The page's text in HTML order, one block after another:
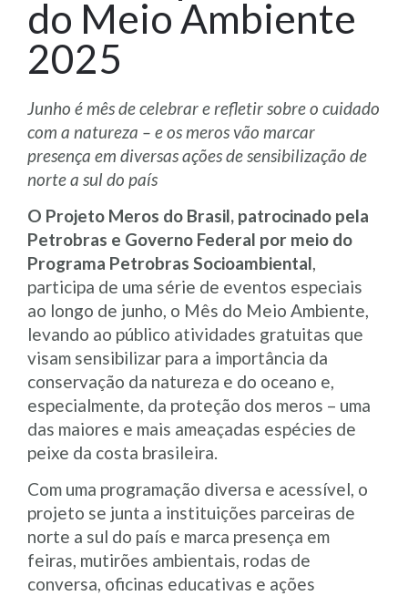
do Meio Ambiente
2025
Junho é mês de celebrar e refletir sobre o cuidado
com a natureza – e os meros vão marcar
presença em diversas ações de sensibilização de
norte a sul do país
O Projeto Meros do Brasil, patrocinado pela
Petrobras e Governo Federal por meio do
Programa Petrobras Socioambiental,
participa de uma série de eventos especiais
ao longo de junho, o Mês do Meio Ambiente,
levando ao público atividades gratuitas que
visam sensibilizar para a importância da
conservação da natureza e do oceano e,
especialmente, da proteção dos meros – uma
das maiores e mais ameaçadas espécies de
peixe da costa brasileira.
Com uma programação diversa e acessível, o
projeto se junta a instituições parceiras de
norte a sul do país e marca presença em
feiras, mutirões ambientais, rodas de
conversa, oficinas educativas e ações